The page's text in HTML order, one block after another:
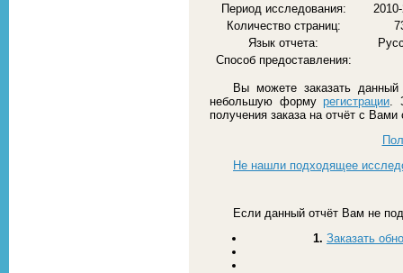
Период исследования:
Количество страниц:
Язык отчета:
Способ предоставления:
Вы можете заказать
небольшую формурегистрации .
получения заказа на отчёт с
Не нашли подходящее
Если данный отчёт Вам не
1. Заказать